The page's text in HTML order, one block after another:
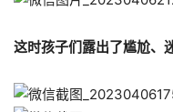
这时孩子们露出了尴尬、